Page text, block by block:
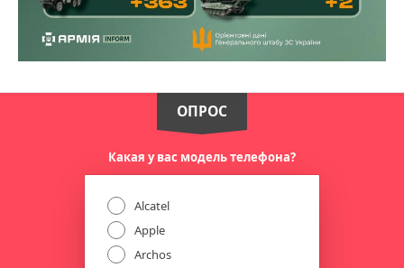
ОПРОС
Какая у вас модель телефона?
Alcatel
Apple
Archos